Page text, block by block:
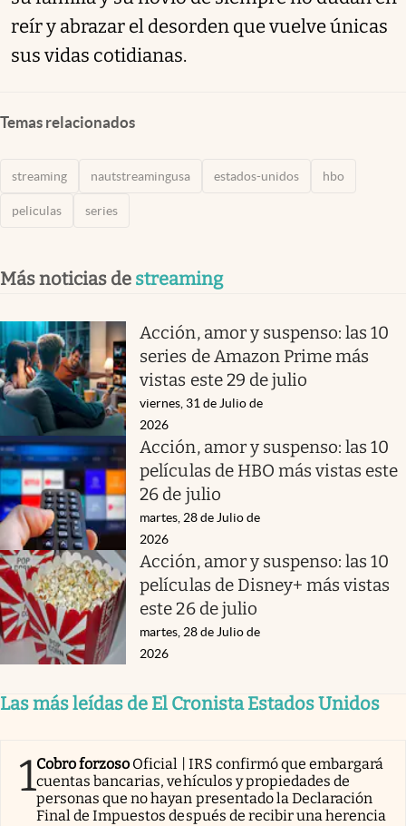
reír y abrazar el desorden que vuelve únicas
sus vidas cotidianas.
Temas relacionados
streaming nautstreamingusa estados-unidos hbo
peliculas series
Más noticias de streaming
Acción, amor y suspenso: las 10
series de Amazon Prime más
vistas este 29 de julio
viernes, 31 de Julio de
2026
Acción, amor y suspenso: las 10
películas de HBO más vistas este
26 de julio
martes, 28 de Julio de
2026
Acción, amor y suspenso: las 10
películas de Disney+ más vistas
este 26 de julio
martes, 28 de Julio de
2026
Las más leídas de El Cronista Estados Unidos
1Cobro forzoso Oficial | IRS confirmó que embargará
cuentas bancarias, vehículos y propiedades de
personas que no hayan presentado la Declaración
Final de Impuestos después de recibir una herencia